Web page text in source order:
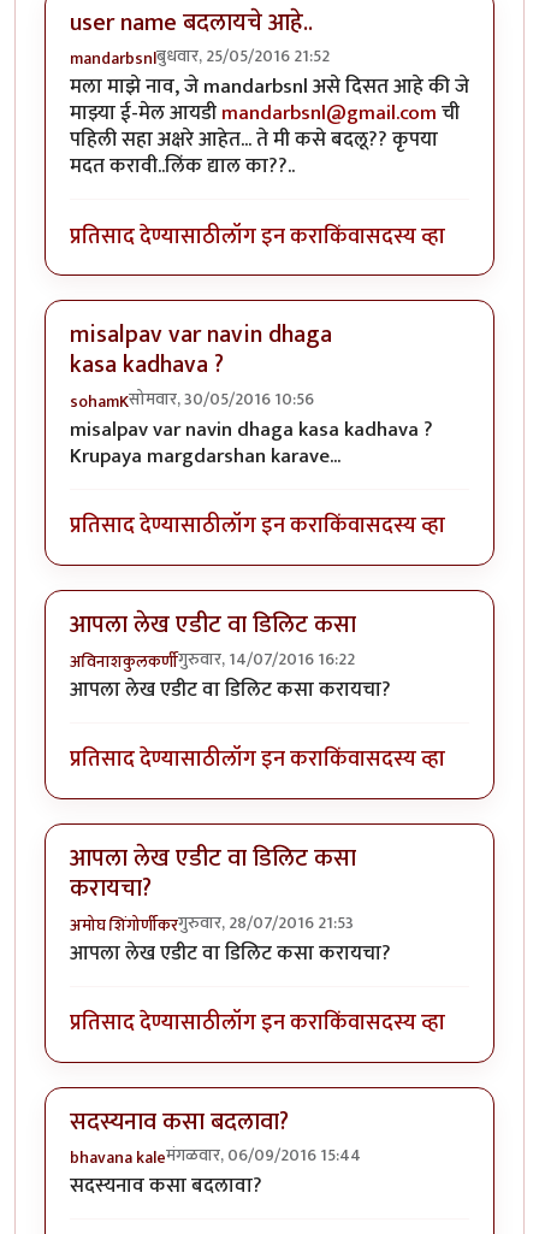
user name बदलायचे आहे..
mandarbsnlबुधवार, 25/05/2016 21:52
मला माझे नाव, जे mandarbsnl असे दिसत आहे की जे
माझ्या ई-मेल आयडीmandarbsnl@gmail.comची
पहिली सहा अक्षरे आहेत... ते मी कसे बदलू?? कृपया
मदत करावी..लिंक द्याल का??..
प्रतिसाद देण्यासाठीलॉग इन कराकिंवासदस्य व्हा
misalpav var navin dhaga
kasa kadhava ?
sohamKसोमवार, 30/05/2016 10:56
misalpav var navin dhaga kasa kadhava ?
Krupaya margdarshan karave...
प्रतिसाद देण्यासाठीलॉग इन कराकिंवासदस्य व्हा
आपला लेख एडीट वा डिलिट कसा
अविनाशकुलकर्णीगुरुवार, 14/07/2016 16:22
आपला लेख एडीट वा डिलिट कसा करायचा?
प्रतिसाद देण्यासाठीलॉग इन कराकिंवासदस्य व्हा
आपला लेख एडीट वा डिलिट कसा
करायचा?
अमोघ शिंगोर्णीकरगुरुवार, 28/07/2016 21:53
आपला लेख एडीट वा डिलिट कसा करायचा?
प्रतिसाद देण्यासाठीलॉग इन कराकिंवासदस्य व्हा
सदस्यनाव कसा बदलावा?
bhavana kaleमंगळवार, 06/09/2016 15:44
सदस्यनाव कसा बदलावा?